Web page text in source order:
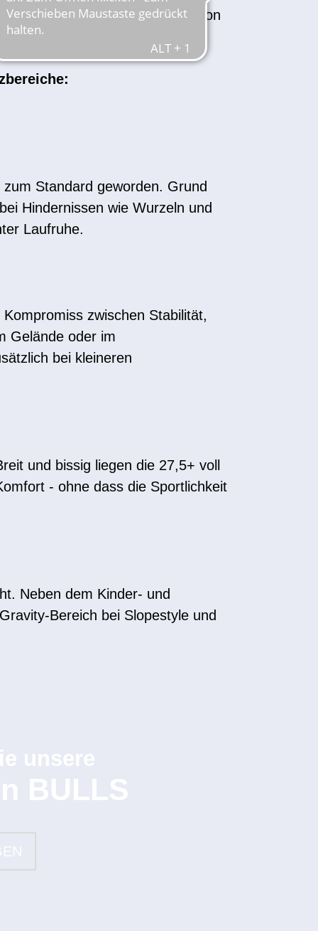
sicher durch den Dschungel von
verfügen wir über eine
Standard geworden. Grund
Hindernissen wie Wurzeln und
Laufruhe.
zwischen Stabilität,
Gelände oder im
bei kleineren
und bissig liegen die 27,5+ voll
- ohne dass die Sportlichkeit
Neben dem Kinder- und
Bereich bei Slopestyle und